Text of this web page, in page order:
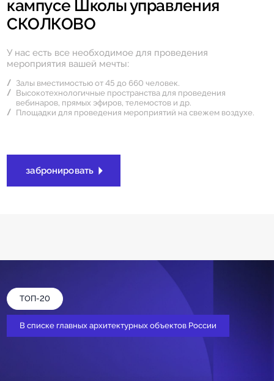
кампусе Школы управления
СКОЛКОВО
У нас есть все необходимое для проведения
мероприятия вашей мечты:
Залы вместимостью от 45 до 660 человек.
Высокотехнологичные пространства для проведения
вебинаров, прямых эфиров, телемостов и др.
Площадки для проведения мероприятий на свежем воздухе.
забронировать
ТОП-20
В списке главных архитектурных объектов России